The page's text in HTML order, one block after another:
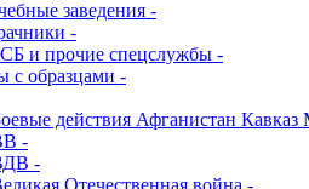
заведения -
-
и прочие спецслужбы -
с образцами -
действия Афганистан
-
-
Отечественная война -